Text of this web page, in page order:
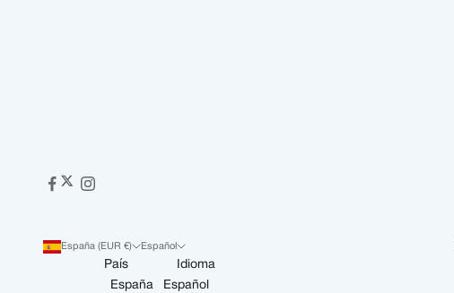
España (EUR €)
País
España
Español
Idioma
Español